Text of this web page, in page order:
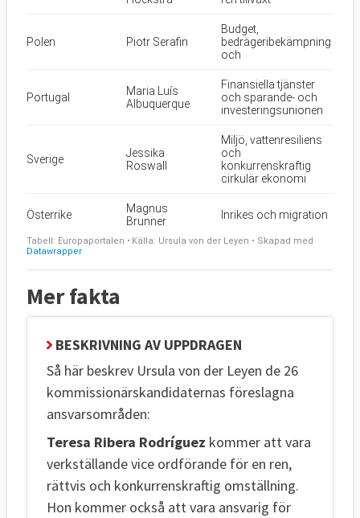
Mer fakta
BESKRIVNING AV UPPDRAGEN
Så här beskrev Ursula von der Leyen de 26
kommissionärskandidaternas föreslagna
ansvarsområden:
Teresa Ribera Rodríguez kommer att vara
verkställande vice ordförande för en ren,
rättvis och konkurrenskraftig omställning.
Hon kommer också att vara ansvarig för